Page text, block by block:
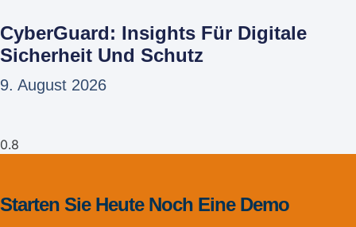
CyberGuard: Insights Für Digitale
Sicherheit Und Schutz
9. August 2026
Starten Sie Heute Noch Eine Demo